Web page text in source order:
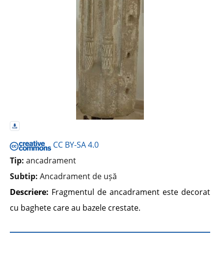
CC BY-SA 4.0
Tip: ancadrament
Subtip: Ancadrament de ușă
Descriere: Fragmentul de ancadrament este decorat
cu baghete care au bazele crestate.